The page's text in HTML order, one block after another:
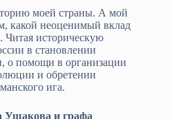
моей страны. А мой
какой неоценимый вклад
Читая историческую
в становлении
о помощи в организации
и обретении
ига.
Ушакова и графа